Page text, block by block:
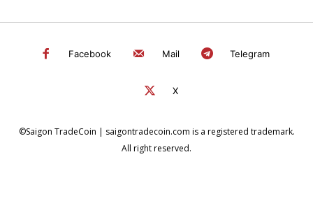
Facebook Mail Telegram
X
©Saigon TradeCoin | saigontradecoin.com is a registered trademark.
All right reserved.